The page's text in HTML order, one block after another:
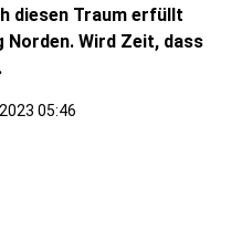
diesen Traum erfüllt
Norden. Wird Zeit, dass
05:46